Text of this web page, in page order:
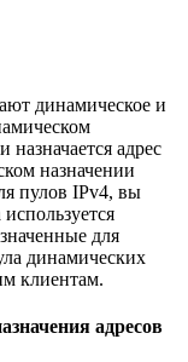
динамическое и
назначается адрес
назначении
пулов IPv4, вы
для
динамических
клиентам.
адресов